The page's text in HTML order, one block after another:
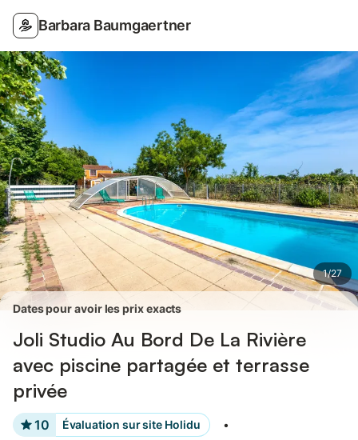
Barbara Baumgaertner
1/27
Photos Équipements
Dates pour avoir les prix exacts
Joli Studio Au Bord De La Rivière
avec piscine partagée et terrasse
privée
10 Évaluation sur site Holidu •